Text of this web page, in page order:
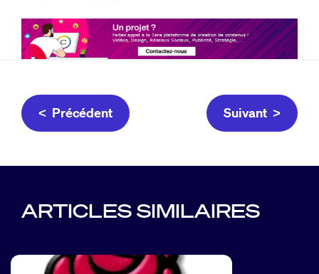
< Précédent Suivant >
ARTICLES SIMILAIRES